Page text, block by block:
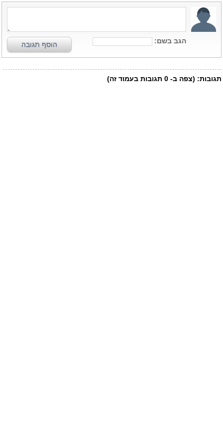
הגב בשם: הוסף תגובה
תגובות: (צפה ב- 0 תגובות בעמוד זה)